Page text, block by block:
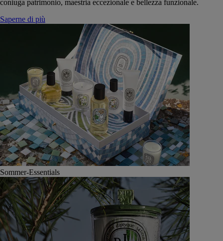
coniuga patrimonio, maestria eccezionale e bellezza funzionale.
Saperne di più
Sommer-Essentials